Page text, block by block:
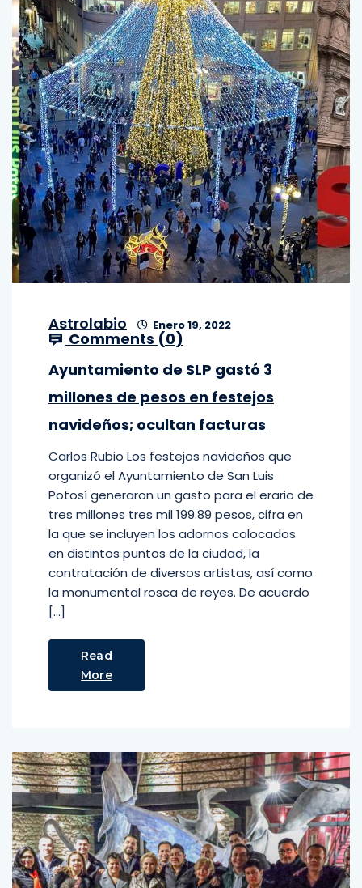
Astrolabio Enero 19, 2022
Comments (0)
Ayuntamiento de SLP gastó 3
millones de pesos en festejos
navideños; ocultan facturas
Carlos Rubio Los festejos navideños que
organizó el Ayuntamiento de San Luis
Potosí generaron un gasto para el erario de
tres millones tres mil 199.89 pesos, cifra en
la que se incluyen los adornos colocados
en distintos puntos de la ciudad, la
contratación de diversos artistas, así como
la monumental rosca de reyes. De acuerdo
[…]
Read
More